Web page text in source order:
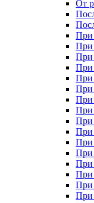
От
При
При
При
При
При
При
При
При
При
При
При
При
При
При
При